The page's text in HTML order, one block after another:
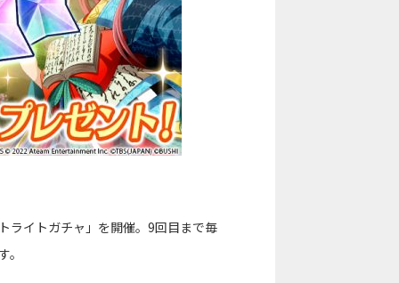
ライトガチャ」を開催。9回目まで毎